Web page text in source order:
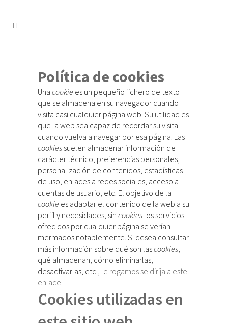
Política de cookies
Una cookie es un pequeño fichero de texto
que se almacena en su navegador cuando
visita casi cualquier página web. Su utilidad es
que la web sea capaz de recordar su visita
cuando vuelva a navegar por esa página. Las
cookies suelen almacenar información de
carácter técnico, preferencias personales,
personalización de contenidos, estadísticas
de uso, enlaces a redes sociales, acceso a
cuentas de usuario, etc. El objetivo de la
cookie es adaptar el contenido de la web a su
perfil y necesidades, sin cookies los servicios
ofrecidos por cualquier página se verían
mermados notablemente. Si desea consultar
más información sobre qué son lascookies,
qué almacenan, cómo eliminarlas,
desactivarlas, etc., le rogamos se dirija a este
enlace.
Cookies utilizadas en